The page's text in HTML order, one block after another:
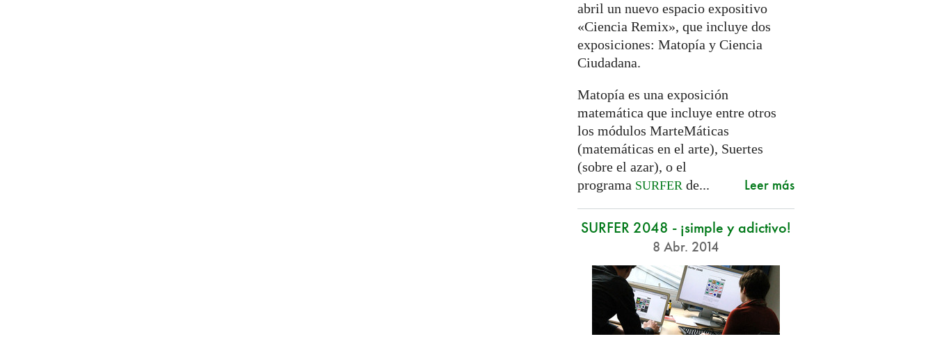
abril un nuevo espacio expositivo
«Ciencia Remix», que incluye dos
exposiciones: Matopía y Ciencia
Ciudadana.
Matopía es una exposición
matemática que incluye entre otros
los módulos MarteMáticas
(matemáticas en el arte), Suertes
(sobre el azar), o el
programa SURFER de... Leer más
SURFER 2048 - ¡simple y adictivo!
8 Abr. 2014